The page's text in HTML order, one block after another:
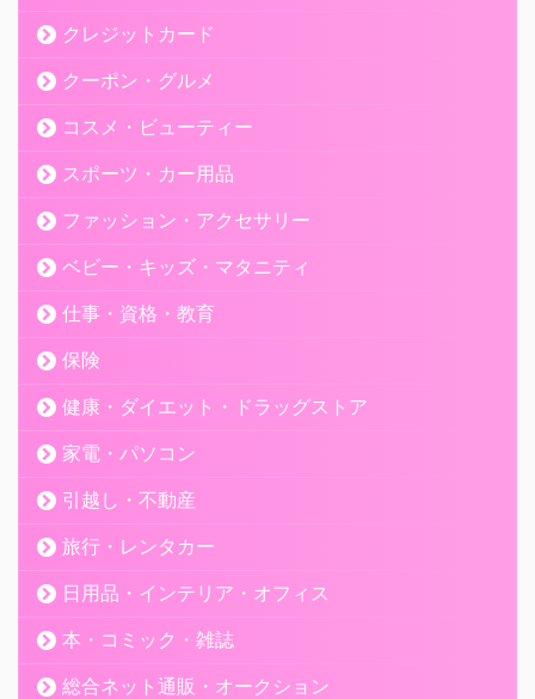
クレジットカード
クーポン・グルメ
コスメ・ビューティー
スポーツ・カー用品
ファッション・アクセサリー
ベビー・キッズ・マタニティ
仕事・資格・教育
保険
健康・ダイエット・ドラッグストア
家電・パソコン
引越し・不動産
旅行・レンタカー
日用品・インテリア・オフィス
本・コミック・雑誌
総合ネット通販・オークション